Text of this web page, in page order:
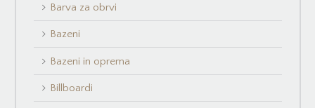
Barva za obrvi
Bazeni
Bazeni in oprema
Billboardi